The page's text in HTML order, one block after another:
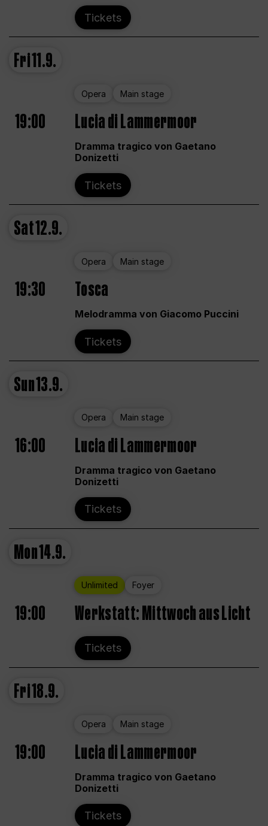
Tickets
Fri11.9.
Opera Main stage
19:00 Lucia di Lammermoor
Dramma tragico von Gaetano
Donizetti
Tickets
Sat12.9.
Opera Main stage
19:30 Tosca
Melodramma von Giacomo Puccini
Tickets
Sun13.9.
Opera Main stage
16:00 Lucia di Lammermoor
Dramma tragico von Gaetano
Donizetti
Tickets
Mon14.9.
Unlimited Foyer
19:00 Werkstatt: Mittwoch aus Licht
Tickets
Fri18.9.
Opera Main stage
19:00 Lucia di Lammermoor
Dramma tragico von Gaetano
Donizetti
Tickets